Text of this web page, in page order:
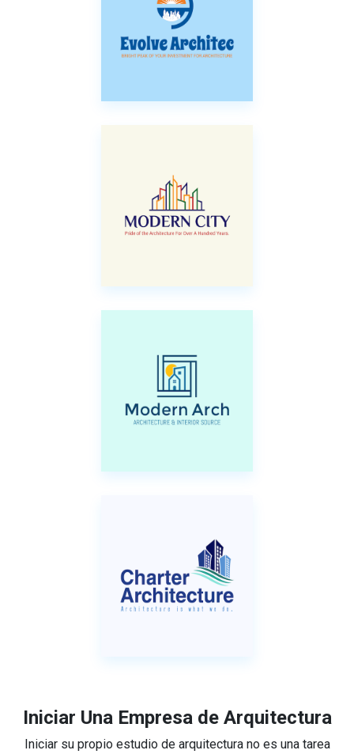
Iniciar Una Empresa de Arquitectura
Iniciar su propio estudio de arquitectura no es una tarea